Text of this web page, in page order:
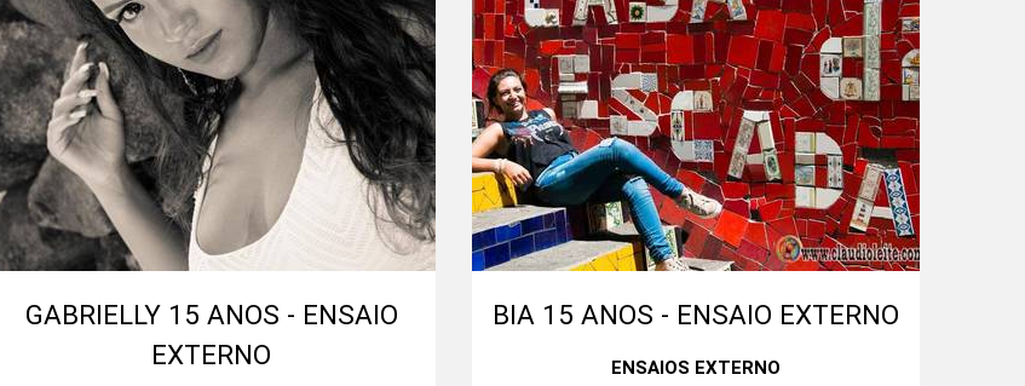
GABRIELLY 15 ANOS - ENSAIO
EXTERNO
BIA 15 ANOS - ENSAIO EXTERNO
ENSAIOS EXTERNO